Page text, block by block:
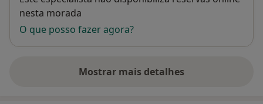
nesta morada
O que posso fazer agora?
Mostrar mais detalhes
sobre o endereço